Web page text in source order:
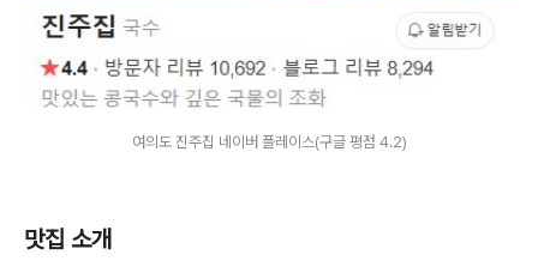
여의도 진주집 네이버 플레이스(구글 평점 4.2)
맛집 소개